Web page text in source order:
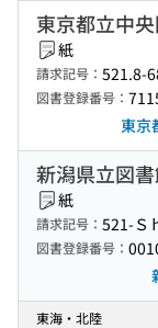
東京都立中
紙
請求記号： 521.8-
図書登録番号：
東京
新潟県立図
紙
請求記号： 521-Ｓ
図書登録番号：
東海・北陸